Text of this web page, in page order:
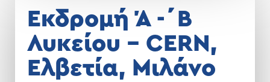
Εκδρομή Ά -΄Β
Λυκείου – CERN,
Ελβετία, Μιλάνο